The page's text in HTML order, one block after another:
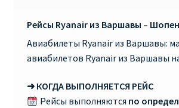
РАЙАНЭЙР НА РУССКОМ | КНФТФШК
РЕГИСТРАЦИЯ НА РЕЙС RYANAIR
Регистрация ребенка на рейс RYANAIR
Рейсы Ryanair из Варшавы – Шопен
Авиабилеты Ryanair из Варшавы:
авиабилетов Ryanair из Варшавы
➜ КОГДА ВЫПОЛНЯЕТСЯ РЕЙС
Рейсы выполняются по